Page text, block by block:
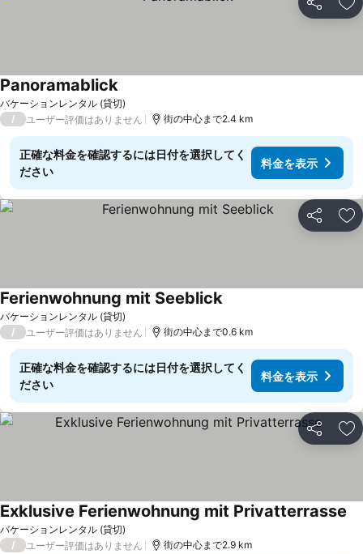
シェア お
バケーションレンタル (貸切)
Panoramablick
/ ユーザー評価はありません 街の中心まで2.4 km
正確な料金を確認するには日付を選択してく
ださい
料金を表示
シェア お
バケーションレンタル (貸切)
Ferienwohnung mit Seeblick
/ ユーザー評価はありません 街の中心まで0.6 km
正確な料金を確認するには日付を選択してく
ださい
料金を表示
シェア お
バケーションレンタル (貸切)
Exklusive Ferienwohnung mit Privatterrasse
/ ユーザー評価はありません 街の中心まで2.9 km